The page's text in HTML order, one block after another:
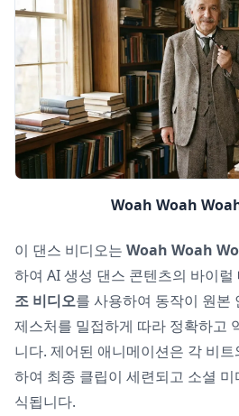
Woah Woah
이 댄스 비디오는 Woah Woah
하여 AI 생성 댄스 콘텐츠의 바이
조 비디오를 사용하여 동작이 원본
제스처를 밀접하게 따라 정확하고
니다. 제어된 애니메이션은 각 비
하여 최종 클립이 세련되고 소셜
식됩니다.